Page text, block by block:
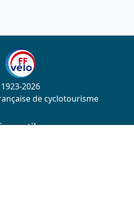
1923-2026
de cyclotourisme
utiles